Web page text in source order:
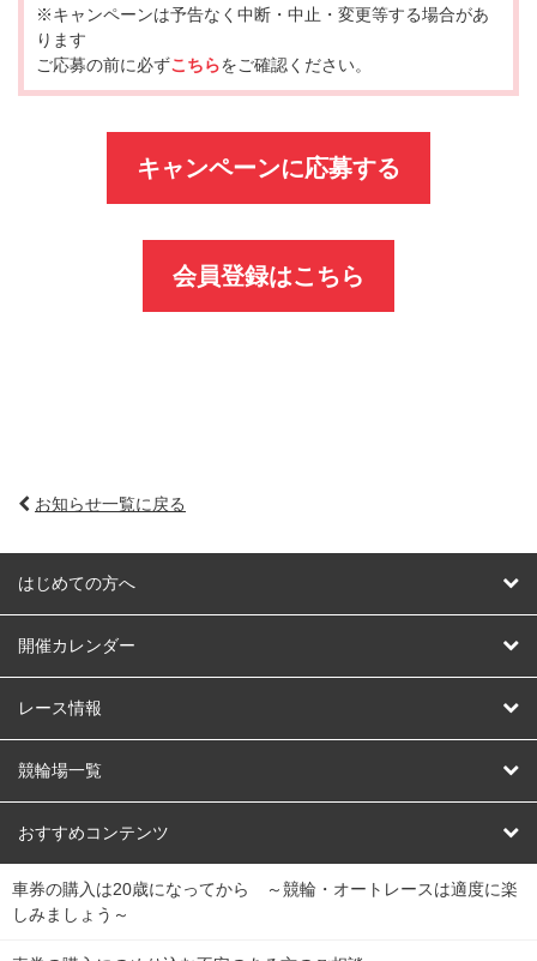
※キャンペーンは予告なく中断・中止・変更等する場合があ
ります
ご応募の前に必ずこちらをご確認ください。
キャンペーンに応募する
会員登録はこちら
お知らせ一覧に戻る
はじめての方へ
はじめての方へ
開催カレンダー
競輪
オートレース
競輪くじ
Dokanto!
チャリロトプラザ
レース情報
レース予想
レース結果
キャリーオーバー一覧
競輪場一覧
北日本 函館競輪場
関
東
弥彦競輪場 前橋競輪場 取手競輪場 宇都宮競輪場
おすすめコンテンツ
競輪選手情報
Perfecta Navi
車券の購入は20歳になってから ～競輪・オートレースは適度に楽
しみましょう～